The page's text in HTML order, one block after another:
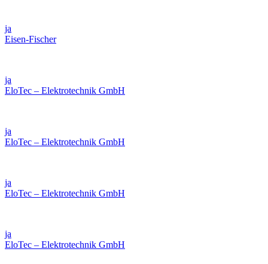
ja
Eisen-Fischer
ja
EloTec – Elektrotechnik GmbH
ja
EloTec – Elektrotechnik GmbH
ja
EloTec – Elektrotechnik GmbH
ja
EloTec – Elektrotechnik GmbH